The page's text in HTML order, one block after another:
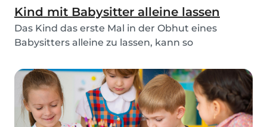
Kind mit Babysitter alleine lassen
Das Kind das erste Mal in der Obhut eines
Babysitters alleine zu lassen, kann so
ein Vorstellungsgespräch. Diese Tipps helfen dir
und deinem Kind dabei, besser mit der Situation
umzugehen. Sc...